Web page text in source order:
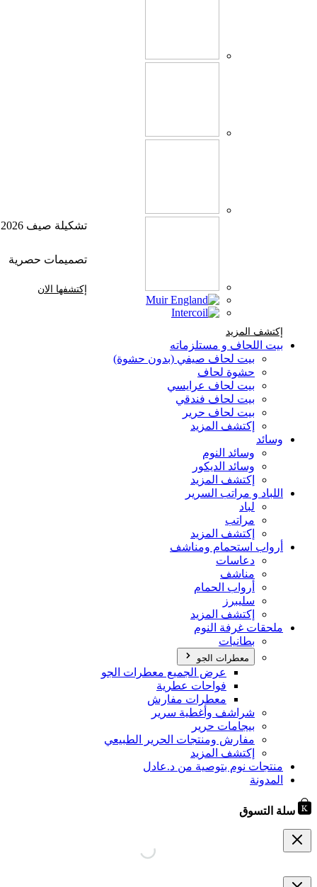
إكتشف المزيد
تشكيلة صيف 2026
تصميمات حصرية
إكتشفها الان
بيت اللحاف و مستلزماته
بيت لحاف صيفي (بدون حشوة)
حشوة لحاف
بيت لحاف عرايسي
بيت لحاف فندقي
بيت لحاف حرير
إكتشف المزيد
وسائد
وسائد النوم
وسائد الديكور
إكتشف المزيد
اللباد و مراتب السرير
لباد
مراتب
إكتشف المزيد
أرواب استحمام ومناشف
دعاسات
مناشف
أرواب الحمام
سليبرز
إكتشف المزيد
ملحقات غرفة النوم
بطانيات
معطرات الجو
عرض الجميع معطرات الجو
فواحات عطرية
معطرات مفارش
شراشف وأغطية سرير
بيجامات حرير
مفارش ومنتجات الحرير الطبيعي
إكتشف المزيد
منتجات نوم بتوصية من د.عادل
المدونة
سلة التسوق